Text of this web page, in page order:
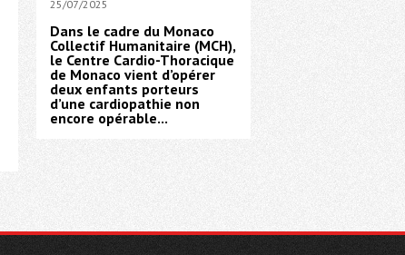
25/07/2025
Dans le cadre du Monaco
Collectif Humanitaire (MCH),
le Centre Cardio-Thoracique
de Monaco vient d’opérer
deux enfants porteurs
d’une cardiopathie non
encore opérable...